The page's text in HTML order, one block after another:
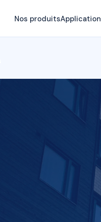
Nos produitsApplication